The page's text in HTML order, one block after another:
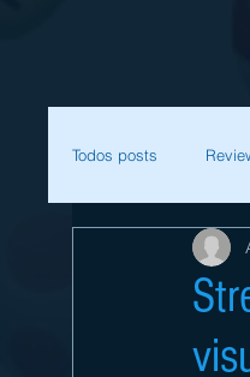
Todos posts
Sessão Retro